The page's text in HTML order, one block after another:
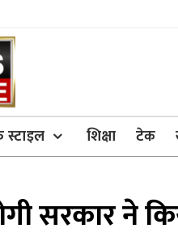
शिक्षा टेक
सरकार ने